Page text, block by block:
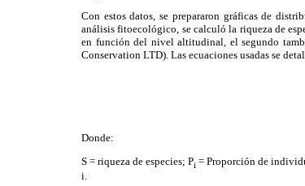
Con estos datos, se prepararon gráficas de
análisis fitoecológico, se calculó la riqueza de
en función del nivel altitudinal, el segundo
Conservation LTD). Las ecuaciones usadas se
Donde:
S = riqueza de especies; Pi = Proporción de
i.